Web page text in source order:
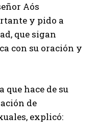
Aós
y pido a
que sigan
con su oración y
hace de su
de
explicó: